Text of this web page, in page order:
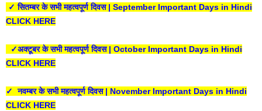
✓ सितम्बर के सभी महत्वपूर्ण दिवस | September Important Days in Hindi
CLICK HERE
✓अक्टूबर के सभी महत्वपूर्ण दिवस | October Important Days in Hindi
CLICK HERE
✓ नवम्बर के सभी महत्वपूर्ण दिवस | November Important Days in Hindi
CLICK HERE